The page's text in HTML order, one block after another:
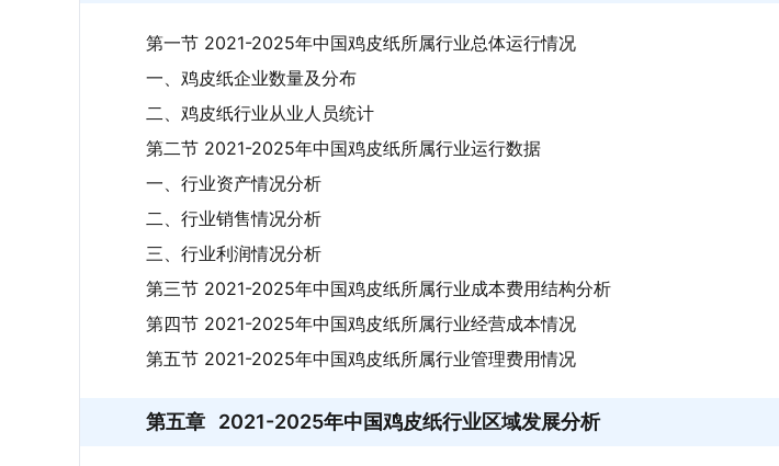
第一节 2021-2025年中国鸡皮纸所属行业总体运行情况
一、鸡皮纸企业数量及分布
二、鸡皮纸行业从业人员统计
第二节 2021-2025年中国鸡皮纸所属行业运行数据
一、行业资产情况分析
二、行业销售情况分析
三、行业利润情况分析
第三节 2021-2025年中国鸡皮纸所属行业成本费用结构分析
第四节 2021-2025年中国鸡皮纸所属行业经营成本情况
第五节 2021-2025年中国鸡皮纸所属行业管理费用情况
第五章 2021-2025年中国鸡皮纸行业区域发展分析